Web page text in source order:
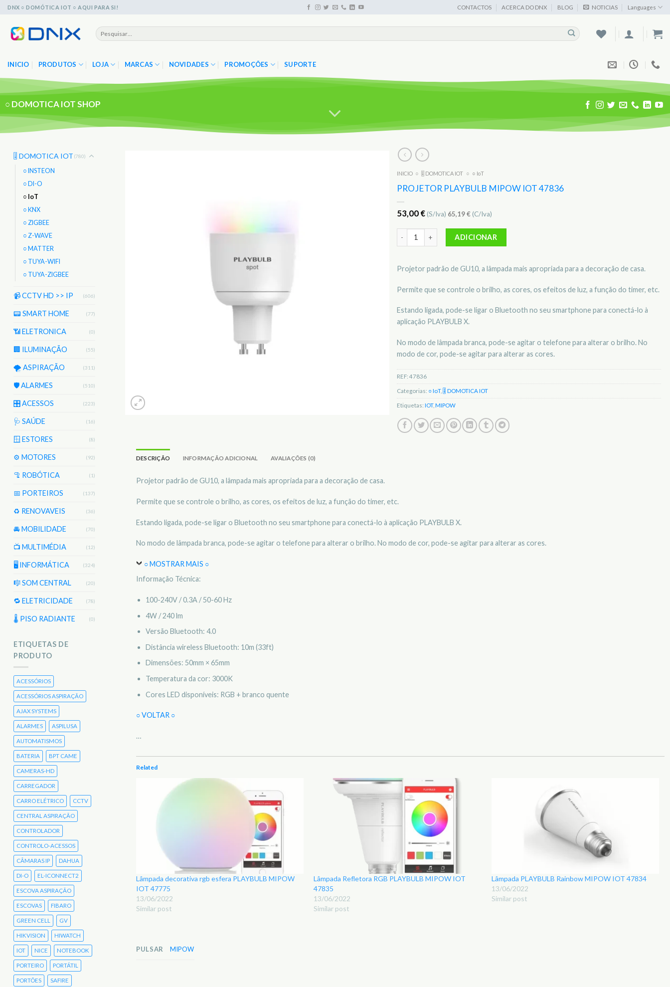
Skip
content
DNX ○ DOMÓTICA IOT ○ AQUI PARA SI! CONTACTOS ACERCA DO DNX BLOG NOTICIAS Languages
Pesquisar
por:
INICIO PRODUTOS LOJA MARCAS NOVIDADES PROMOÇÕES SUPORTE
○ DOMOTICA IOT SHOP
🎚️ DOMOTICA IOT (780)
○ INSTEON
○ DI-O
○ IoT
○ KNX
○ ZIGBEE
○ Z-WAVE
○ MATTER
○ TUYA-WIFI
○ TUYA-ZIGBEE
📹 CCTV HD >> IP (606)
📟 SMART HOME (77)
📶 ELETRONICA (0)
🏢 ILUMINAÇÃO (55)
🌪️ ASPIRAÇÃO (311)
🛡️ ALARMES (510)
🎛️ ACESSOS (223)
🩺 SAÚDE (16)
🪟 ESTORES (8)
⚙️ MOTORES (92)
🦿 ROBÓTICA (1)
📅 PORTEIROS (137)
♻️ RENOVAVEIS (36)
🚘 MOBILIDADE (70)
📺 MULTIMÉDIA (12)
🖥️ INFORMÁTICA (324)
🎼 SOM CENTRAL (20)
🔁 ELETRICIDADE (78)
🌡 PISO RADIANTE (0)
ETIQUETAS DE
PRODUTO
ACESSÓRIOS
ACESSÓRIOS ASPIRAÇÃO
AJAX SYSTEMS
ALARMES ASPILUSA
AUTOMATISMOS
BATERIA BPT CAME
CAMERAS-HD
CARREGADOR
CARRO ELÉTRICO CCTV
CENTRAL ASPIRAÇÃO
CONTROLADOR
CONTROLO-ACESSOS
CÂMARAS IP DAHUA
DI-O EL-ICONNECT2
ESCOVA ASPIRAÇÃO
ESCOVAS FIBARO
GREEN CELL GV
HIKVISION HIWATCH
IOT NICE NOTEBOOK
PORTEIRO PORTÁTIL
PORTÕES SAFIRE
INICIO ○ 🎚️ DOMOTICA IOT ○ ○ IoT
PROJETOR PLAYBULB MIPOW IOT 47836
53,00 € (S/Iva) 65,19€ (C/Iva)
Quantidade de Projetor PLAYBULB MIPOW IOT 47836
ADICIONAR
Projetor padrão de GU10, a lâmpada mais apropriada para a decoração de casa.
Permite que se controle o brilho, as cores, os efeitos de luz, a função do timer, etc.
Estando ligada, pode-se ligar o Bluetooth no seu smartphone para conectá-lo à
aplicação PLAYBULB X.
No modo de lâmpada branca, pode-se agitar o telefone para alterar o brilho. No
modo de cor, pode-se agitar para alterar as cores.
REF: 47836
Categorias: ○ IoT, 🎚️ DOMOTICA IOT
Etiquetas: IOT, MIPOW
DESCRIÇÃO INFORMAÇÃO ADICIONAL AVALIAÇÕES (0)
Projetor padrão de GU10, a lâmpada mais apropriada para a decoração de casa.
Permite que se controle o brilho, as cores, os efeitos de luz, a função do timer, etc.
Estando ligada, pode-se ligar o Bluetooth no seu smartphone para conectá-lo à aplicação PLAYBULB X.
No modo de lâmpada branca, pode-se agitar o telefone para alterar o brilho. No modo de cor, pode-se agitar para alterar as cores.
○ MOSTRAR MAIS ○
Informação Técnica:
100-240V / 0.3A / 50-60 Hz
4W / 240 lm
Versão Bluetooth: 4.0
Distância wireless Bluetooth: 10m (33ft)
Dimensões: 50mm × 65mm
Temperatura da cor: 3000K
Cores LED disponíveis: RGB + branco quente
○ VOLTAR ○
…
Related
Lâmpada decorativa rgb esfera PLAYBULB MIPOW
IOT 47775
13/06/2022
Similar post
Lâmpada Refletora RGB PLAYBULB MIPOW IOT
47835
13/06/2022
Similar post
Lâmpada PLAYBULB Rainbow MIPOW IOT 47834
13/06/2022
Similar post
PULSAR MIPOW